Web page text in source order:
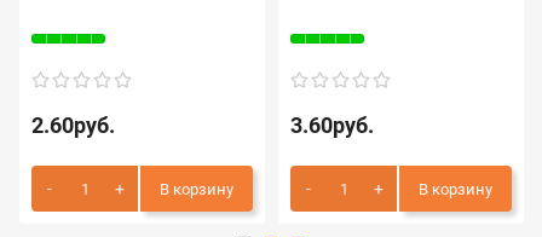
2.60руб.
В корзину
3.60руб.
В корзину